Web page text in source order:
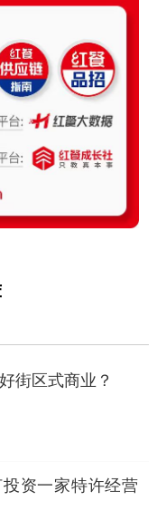
街区式商业？
资一家特许经营